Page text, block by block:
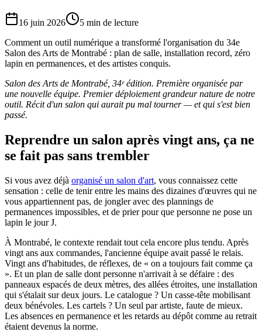
16 juin 2026 5 min de lecture
Comment un outil numérique a transformé l'organisation du 34e
Salon des Arts de Montrabé : plan de salle, installation record, zéro
lapin en permanences, et des artistes conquis.
Salon des Arts de Montrabé, 34ᵉ édition. Première organisée par
une nouvelle équipe. Premier déploiement grandeur nature de notre
outil. Récit d'un salon qui aurait pu mal tourner — et qui s'est bien
passé.
Reprendre un salon après vingt ans, ça ne
se fait pas sans trembler
Si vous avez déjà organisé un salon d'art, vous connaissez cette
sensation : celle de tenir entre les mains des dizaines d'œuvres qui ne
vous appartiennent pas, de jongler avec des plannings de
permanences impossibles, et de prier pour que personne ne pose un
lapin le jour J.
À Montrabé, le contexte rendait tout cela encore plus tendu. Après
vingt ans aux commandes, l'ancienne équipe avait passé le relais.
Vingt ans d'habitudes, de réflexes, de « on a toujours fait comme ça
». Et un plan de salle dont personne n'arrivait à se défaire : des
panneaux espacés de deux mètres, des allées étroites, une installation
qui s'étalait sur deux jours. Le catalogue ? Un casse-tête mobilisant
deux bénévoles. Les cartels ? Un seul par artiste, faute de mieux.
Les absences en permanence et les retards au dépôt comme au retrait
étaient devenus la norme.